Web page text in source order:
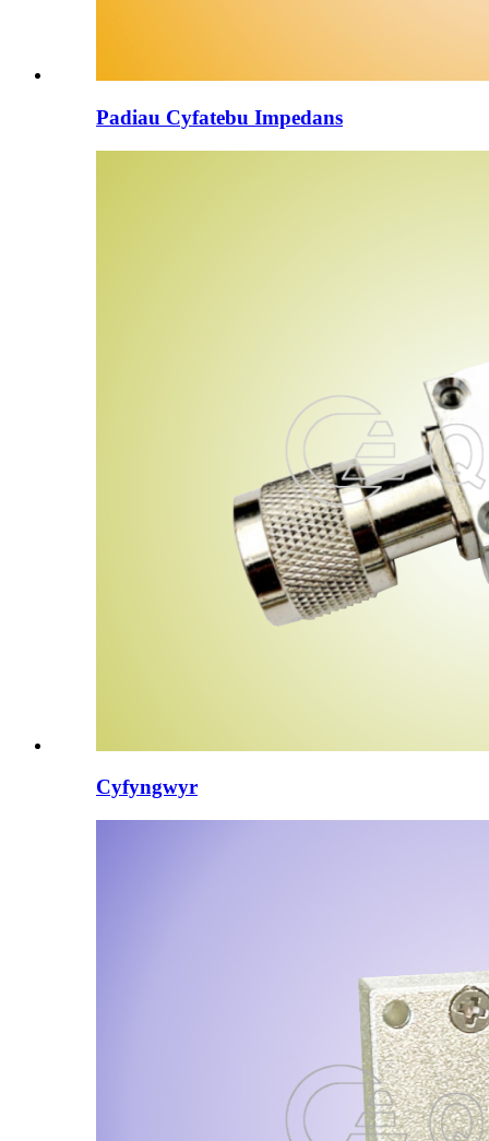
Padiau Cyfatebu Impedans
Cyfyngwyr